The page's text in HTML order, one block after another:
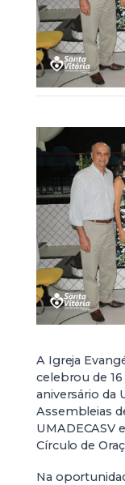
A Igreja
celebrou de
aniversário da
Assembleias
UMADECASV
Círculo de
Na